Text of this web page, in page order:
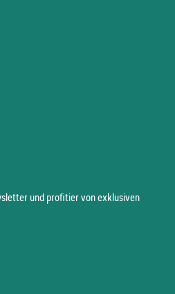
und profitier von exklusiven